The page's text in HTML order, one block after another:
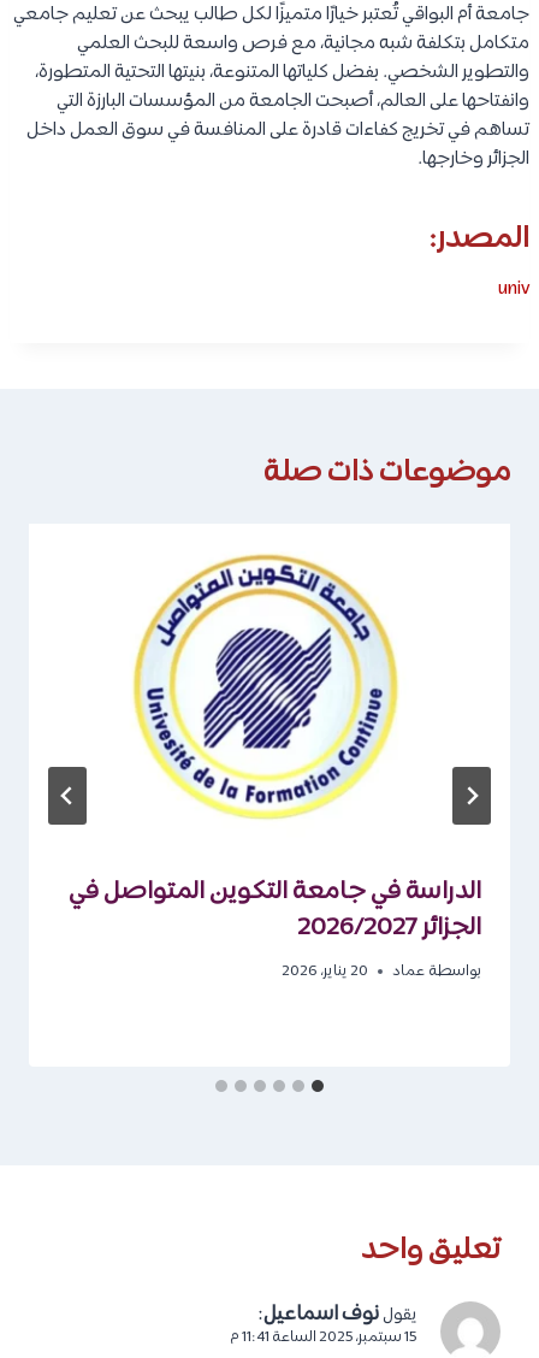
جامعة أم البواقي تُعتبر خيارًا متميزًا لكل طالب يبحث عن تعليم جامعي
متكامل بتكلفة شبه مجانية، مع فرص واسعة للبحث العلمي
والتطوير الشخصي. بفضل كلياتها المتنوعة، بنيتها التحتية المتطورة،
وانفتاحها على العالم، أصبحت الجامعة من المؤسسات البارزة التي
تساهم في تخريج كفاءات قادرة على المنافسة في سوق العمل داخل
الجزائر وخارجها.
المصدر:
univ
موضوعات ذات صلة
الدراسة في جامعة التكوين المتواصل في
الجزائر 2026/2027
بواسطة عماد 20 يناير، 2026
تعليق واحد
يقول نوف اسماعيل:
15 سبتمبر، 2025 الساعة 11:41 م